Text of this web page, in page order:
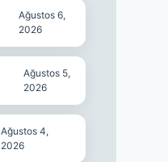
Ağustos 6,
2026
Ağustos 5,
2026
Ağustos 4,
2026